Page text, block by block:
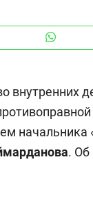
внутренних
начальника
. Об
как